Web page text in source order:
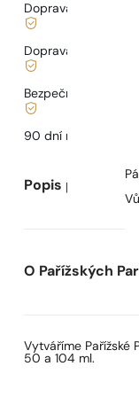
Doprava zdarma od
Doprava od
Bezpečné
90 dní na
Popis parfému
O Pařížských
Vytváříme Pařížské
50 a 104 ml.